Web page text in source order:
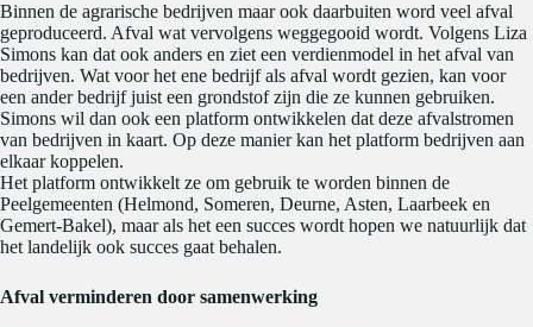
Binnen de agrarische bedrijven maar ook daarbuiten word veel afval
geproduceerd. Afval wat vervolgens weggegooid wordt. Volgens Liza
Simons kan dat ook anders en ziet een verdienmodel in het afval van
bedrijven. Wat voor het ene bedrijf als afval wordt gezien, kan voor
een ander bedrijf juist een grondstof zijn die ze kunnen gebruiken.
Simons wil dan ook een platform ontwikkelen dat deze afvalstromen
van bedrijven in kaart. Op deze manier kan het platform bedrijven aan
elkaar koppelen.
Het platform ontwikkelt ze om gebruik te worden binnen de
Peelgemeenten (Helmond, Someren, Deurne, Asten, Laarbeek en
Gemert-Bakel), maar als het een succes wordt hopen we natuurlijk dat
het landelijk ook succes gaat behalen.
Afval verminderen door samenwerking